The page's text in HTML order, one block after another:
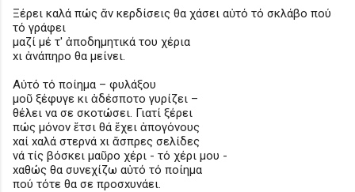
Ξέρει καλά πώς ἄν κερδίσεις θα χάσει αὐτό τό σκλάβο πού
τό γράφει
μαζί μέ τ' ἀποδημητικά του χέρια
xι ἀνάπηρο θα μείνει.
Αὐτό τό ποίημα – φυλάξου
μοῦ ξέφυγε κι ἀδέσποτο γυρίζει –
θέλει να σε σκοτώσει. Γιατί ξέρει
πώς μόνον ἔτσι θά ἔχει ἀπογόνους
xαί xαλά στερνά xι ἄσπρες σελίδες
νά τίς βόσκει μαῦρο χέρι - τό χέρι μου -
xαθώς θα συνεχίζω αὐτό τό ποίημα
πού τότε θα σε προσxυνάει.